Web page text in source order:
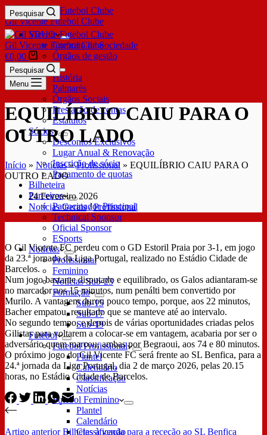
Gil Vicente Futebol Clube
Pesquisar
SDUQ
Contrato de Sociedade
Órgãos de gestão
Clube
História
Palmarés
Órgãos Sociais
Prestação de contas
Estatutos
Sócios
Descontos Exclusivos
Lugar Anual & Renovação
Inscrição de sócio
Pagamento de quotas
Bilheteira
Parceiros
Patrocinador Principal
Technical Sponsor
Oficial Sponsor
ESports
Notícias
Profissional
Feminino
Notícias Sub-23
Formação
Sub-15
Sub-17
Sub-19
Futebol
Futebol Profissional
Plantel
Calendário
Classificação
Notícias
Futebol Feminino
Plantel
Calendário
Classificação
Gil Vicente Futebol Clube
€0,00
Pesquisar
Menu
EQUILÍBRIO CAIU PARA O
OUTRO LADO
Início » Notícias»Profissional » EQUILÍBRIO CAIU PARA O
OUTRO LADO
24 Fevereiro 2026
Notícias Gerais/Profissional
O Gil Vicente FC perdeu com o GD Estoril Praia por 3-1, em jogo
da 23.ª jornada da Liga Portugal, realizado no Estádio Cidade de
Barcelos.
Num jogo bastante disputado e equilibrado, os Galos adiantaram-se
no marcador aos 15 minutos, num penálti bem convertido por
Murilo. A vantagem durou pouco tempo, porque, aos 22 minutos,
Bacher empatou, resultado que se manteve até ao intervalo.
No segundo tempo, e depois de várias oportunidades criadas pelos
Gilistas para voltarem a colocar-se em vantagem, acabaria por ser o
adversário quem marcou, ambas por Begraoui, aos 74 e 80 minutos.
O próximo jogo do Gil Vicente FC será frente ao SL Benfica, para a
24.ª jornada da Liga Portugal, dia 2 de março 2026, pelas 20.15
horas, no Estádio Cidade de Barcelos.
Artigo anteriorBilhetes à venda para a receção ao SL Benfica